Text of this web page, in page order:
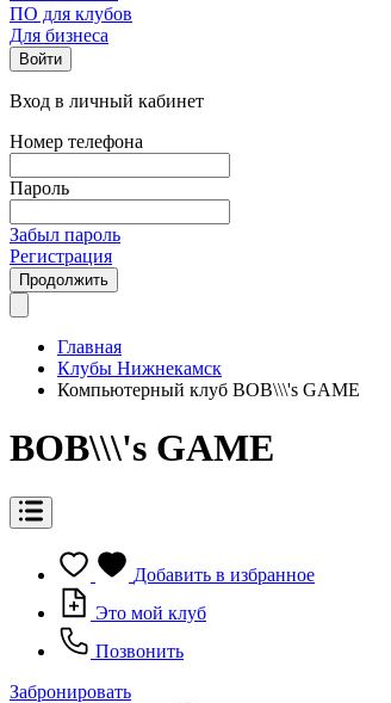
ПО для клубов
Для бизнеса
Войти
Вход в личный кабинет
Номер телефона
Пароль
Забыл пароль
Регистрация
Продолжить
Главная
Клубы Нижнекамск
Компьютерный клуб BOB\\\'s GAME
BOB\\\'s GAME
Добавить в избранное
Это мой клуб
Позвонить
Забронировать